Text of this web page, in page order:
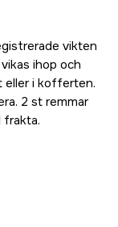
vikten
ihop och
eller i kofferten.
2 st remmar
frakta.